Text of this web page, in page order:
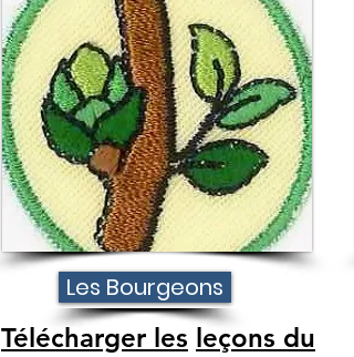
Les Bourgeons
Télécharger les leçons du